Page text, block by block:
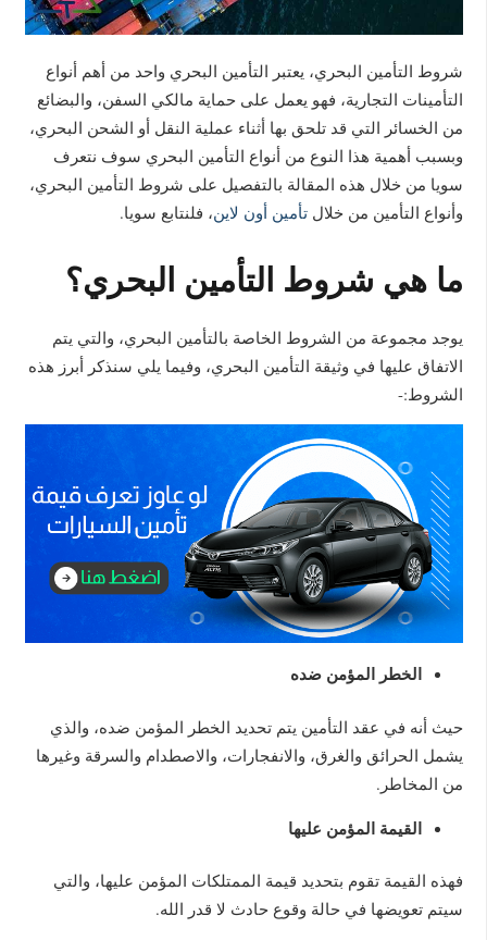
شروط التأمين البحري، يعتبر التأمين البحري واحد من أهم أنواع
التأمينات التجارية، فهو يعمل على حماية مالكي السفن، والبضائع
من الخسائر التي قد تلحق بها أثناء عملية النقل أو الشحن البحري،
وبسبب أهمية هذا النوع من أنواع التأمين البحري سوف نتعرف
سويا من خلال هذه المقالة بالتفصيل على شروط التأمين البحري،
وأنواع التأمين من خلالتأمين أون لاين، فلنتابع سويا.
ما هي شروط التأمين البحري؟
يوجد مجموعة من الشروط الخاصة بالتأمين البحري، والتي يتم
الاتفاق عليها في وثيقة التأمين البحري، وفيما يلي سنذكر أبرز هذه
الشروط:-
الخطر المؤمن ضده
حيث أنه في عقد التأمين يتم تحديد الخطر المؤمن ضده، والذي
يشمل الحرائق والغرق، والانفجارات، والاصطدام والسرقة وغيرها
من المخاطر.
القيمة المؤمن عليها
فهذه القيمة تقوم بتحديد قيمة الممتلكات المؤمن عليها، والتي
سيتم تعويضها في حالة وقوع حادث لا قدر الله.